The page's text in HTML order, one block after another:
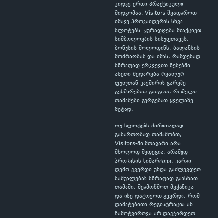
კიდევ ერთი პრაქტიკული
მიდგომაა, Visitors შეადაროთ
იმავე პროვაიდერის სხვა
სლოტებს. ყურადღება მიაქციეთ
სიმბოლოების სისუფთავეს,
ბონუსის მოლოდინს, ბალანსის
მოძრაობას და იმას, რამდენად
სწრაფად ერკვევით წესებში.
ასეთი შედარება რეალურ
ფულთან კავშირის გარეშე
გეხმარებათ გაიგოთ, რომელი
თამაშები გერგებათ ყველაზე
მეტად.
თუ სლოტებს ძირითადად
გასართობად თამაშობთ,
Visitors-ში მთავარი არა
მხოლოდ შედეგია, არამედ
პროცესის სიმარტივე. კარგი
დემო გვერდი უნდა გაძლევდეთ
საშუალებას სწრაფად გახსნათ
თამაში, შეამოწმოთ მექანიკა
და ისე დატოვოთ გვერდი, რომ
დამატებითი რეგისტრაცია ან
ჩამოტვირთვა არ დაგჭირდეთ.